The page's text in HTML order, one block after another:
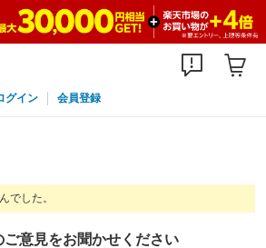
グイン 会員登録
でした。
ご意見をお聞かせください